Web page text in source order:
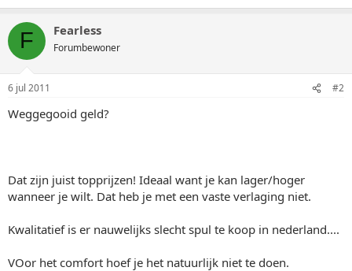
F Fearless
Forumbewoner
6 jul 2011 #2
Weggegooid geld?
Dat zijn juist topprijzen! Ideaal want je kan lager/hoger
wanneer je wilt. Dat heb je met een vaste verlaging niet.
Kwalitatief is er nauwelijks slecht spul te koop in nederland....
VOor het comfort hoef je het natuurlijk niet te doen.